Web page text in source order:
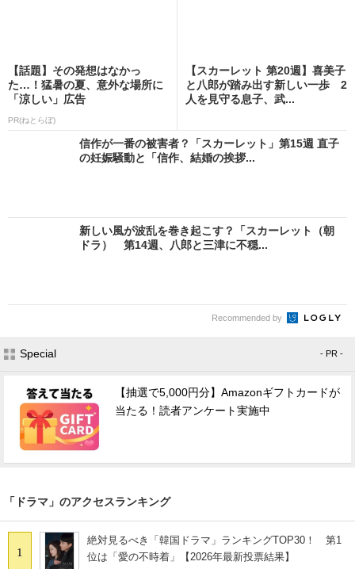
【話題】その発想はなかっ
た…！猛暑の夏、意外な場所に
「涼しい」広告
PR(ねとらぼ)
【スカーレット 第20週】喜美子
と八郎が踏み出す新しい一歩 2
人を見守る息子、武...
信作が一番の被害者？「スカーレット」第15週 直子
の妊娠騒動と「信作、結婚の挨拶...
新しい風が波乱を巻き起こす？「スカーレット（朝
ドラ） 第14週、八郎と三津に不穏...
Recommended by
Special - PR -
【抽選で5,000円分】Amazonギフトカードが
当たる！読者アンケート実施中
「ドラマ」のアクセスランキング
1
絶対見るべき「韓国ドラマ」ランキングTOP30！ 第1
位は「愛の不時着」【2026年最新投票結果】